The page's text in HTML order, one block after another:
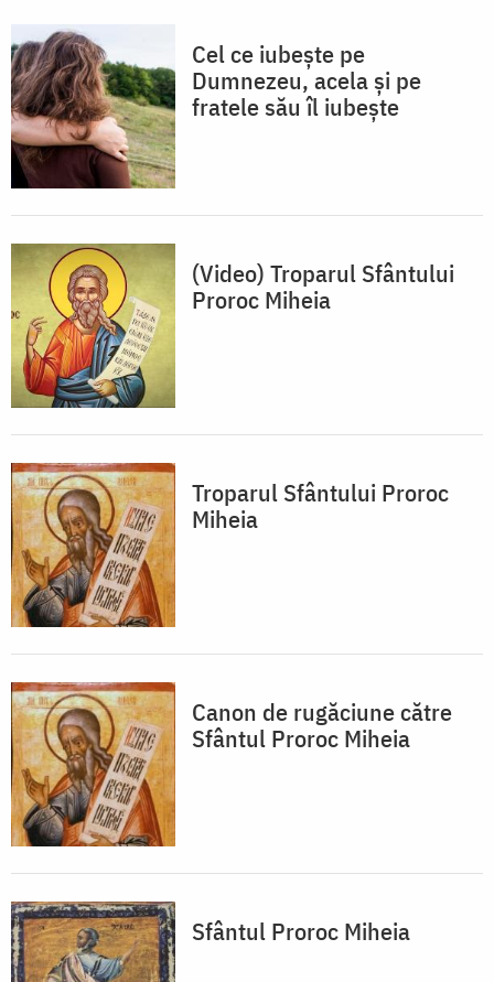
Cel ce iubește pe
Dumnezeu, acela și pe
fratele său îl iubește
(Video) Troparul Sfântului
Proroc Miheia
Troparul Sfântului Proroc
Miheia
Canon de rugăciune către
Sfântul Proroc Miheia
Sfântul Proroc Miheia